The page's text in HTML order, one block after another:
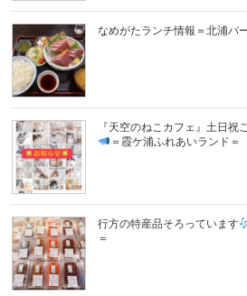
なめがたランチ情報＝北浦パ
『天空のねこカフェ』土日
＝霞ケ浦ふれあいランド＝
行方の特産品そろっています
＝